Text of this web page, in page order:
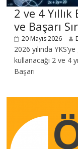
2 ve 4
ve Başarı
20 Mayıs 2026
2026 yılında
kullanacağı 2 ve 4
Başarı